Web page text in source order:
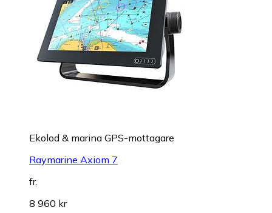
Ekolod & marina GPS-mottagare
Raymarine Axiom 7
fr.
8 960 kr